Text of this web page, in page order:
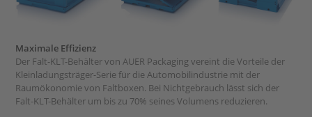
Maximale Effizienz
Der Falt-KLT-Behälter von AUER Packaging vereint die Vorteile der
Kleinladungsträger-Serie für die Automobilindustrie mit der
Raumökonomie von Faltboxen. Bei Nichtgebrauch lässt sich der
Falt-KLT-Behälter um bis zu 70% seines Volumens reduzieren.